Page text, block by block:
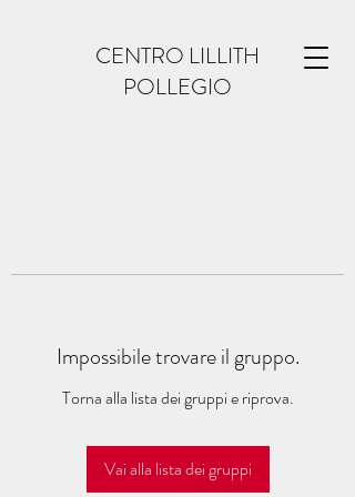
CENTRO LILLITH
POLLEGIO
Impossibile trovare il gruppo.
Torna alla lista dei gruppi e riprova.
Vai alla lista dei gruppi